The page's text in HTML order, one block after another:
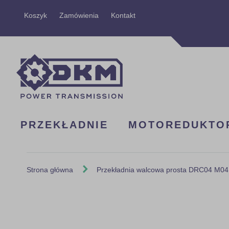
Koszyk Zamówienia KontaktPrzejdź
PRZEKŁADNIE
Strona główna Przekładnia walcowa prosta DRC04